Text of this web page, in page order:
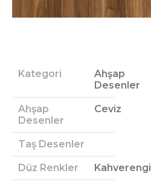
Kategori
Ahşap
Desenler
Ahşap
Desenler
Ceviz
Taş Desenler
Düz Renkler Kahverengi